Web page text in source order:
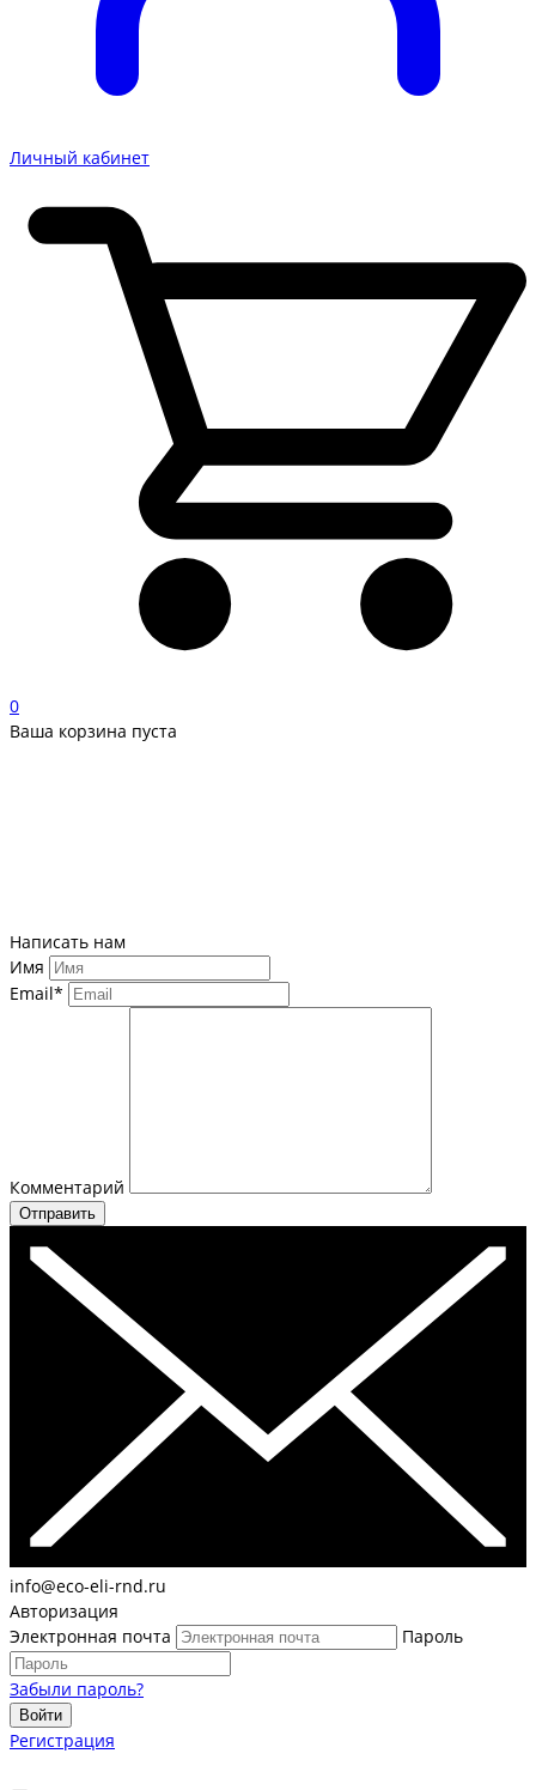
Личный кабинет
0
Ваша корзина пуста
Написать нам
Имя
Email*
Комментарий
Отправить
info@eco-eli-rnd.ru
Авторизация
Электронная почта
Пароль
Забыли пароль?
Войти
Регистрация